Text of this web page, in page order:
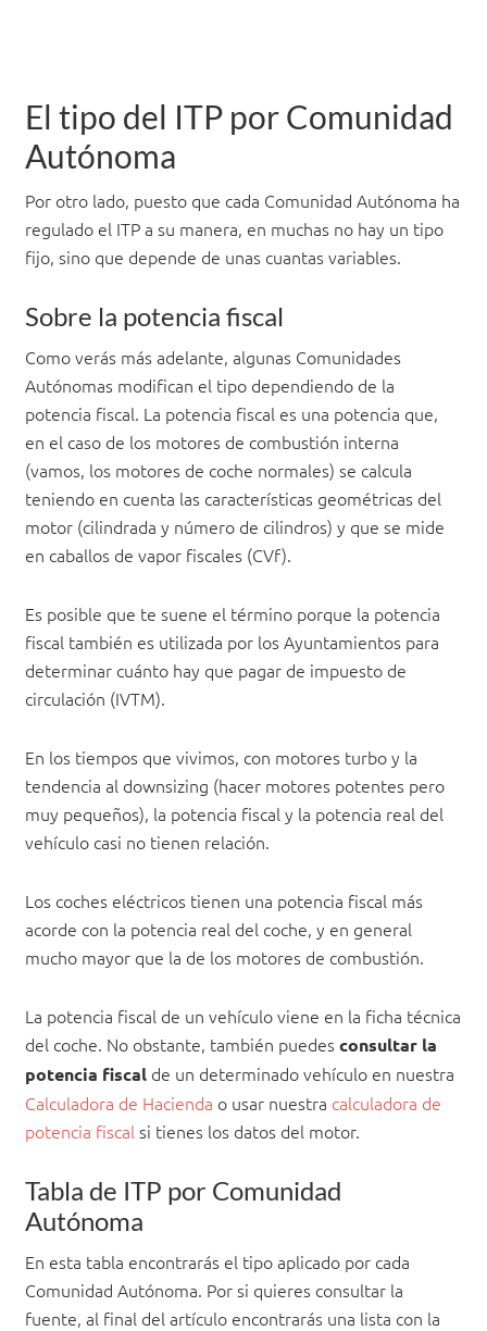
El tipo del ITP por Comunidad
Autónoma
Por otro lado, puesto que cada Comunidad Autónoma ha
regulado el ITP a su manera, en muchas no hay un tipo
fijo, sino que depende de unas cuantas variables.
Sobre la potencia fiscal
Como verás más adelante, algunas Comunidades
Autónomas modifican el tipo dependiendo de la
potencia fiscal. La potencia fiscal es una potencia que,
en el caso de los motores de combustión interna
(vamos, los motores de coche normales) se calcula
teniendo en cuenta las características geométricas del
motor (cilindrada y número de cilindros) y que se mide
en caballos de vapor fiscales (CVf).
Es posible que te suene el término porque la potencia
fiscal también es utilizada por los Ayuntamientos para
determinar cuánto hay que pagar de impuesto de
circulación (IVTM).
En los tiempos que vivimos, con motores turbo y la
tendencia al downsizing (hacer motores potentes pero
muy pequeños), la potencia fiscal y la potencia real del
vehículo casi no tienen relación.
Los coches eléctricos tienen una potencia fiscal más
acorde con la potencia real del coche, y en general
mucho mayor que la de los motores de combustión.
La potencia fiscal de un vehículo viene en la ficha técnica
del coche. No obstante, también puedesconsultar la
potencia fiscal de un determinado vehículo en nuestra
Calculadora de Hacienda o usar nuestra calculadora de
potencia fiscal si tienes los datos del motor.
Tabla de ITP por Comunidad
Autónoma
En esta tabla encontrarás el tipo aplicado por cada
Comunidad Autónoma. Por si quieres consultar la
fuente, al final del artículo encontrarás una lista con la